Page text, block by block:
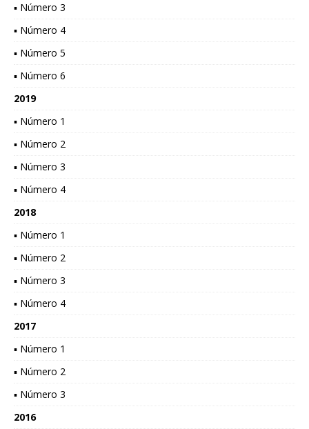
▪ Número 3
▪ Número 4
▪ Número 5
▪ Número 6
2019
▪ Número 1
▪ Número 2
▪ Número 3
▪ Número 4
2018
▪ Número 1
▪ Número 2
▪ Número 3
▪ Número 4
2017
▪ Número 1
▪ Número 2
▪ Número 3
2016